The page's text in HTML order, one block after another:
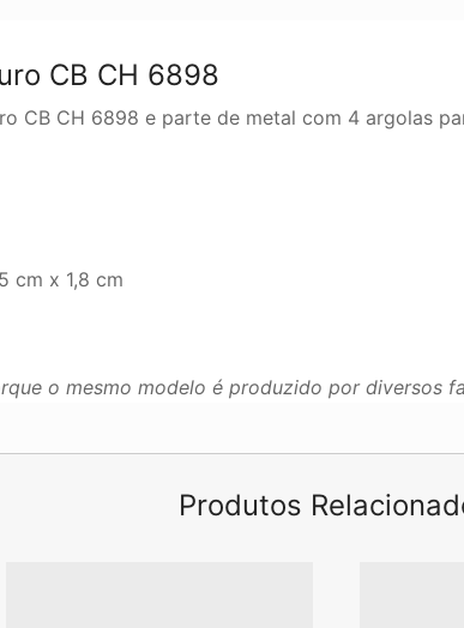
CB CH 6898
CB CH 6898 e parte de metal com 4 argolas
cm x 1,8 cm
o mesmo modelo é produzido por diversos
Produtos